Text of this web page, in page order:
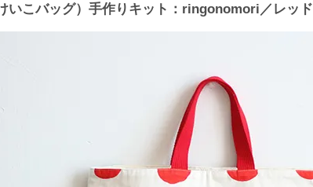
いこバッグ）手作りキット：ringonomori／レッド